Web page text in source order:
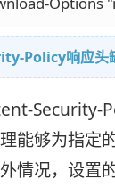
Policy响应头
Security-
能够为指定
情况，设置